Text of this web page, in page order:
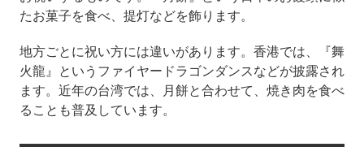
たお菓子を食べ、提灯などを飾ります。
地方ごとに祝い方には違いがあります。香港では、『舞
火龍』というファイヤードラゴンダンスなどが披露され
ます。近年の台湾では、月餅と合わせて、焼き肉を食べ
ることも普及しています。